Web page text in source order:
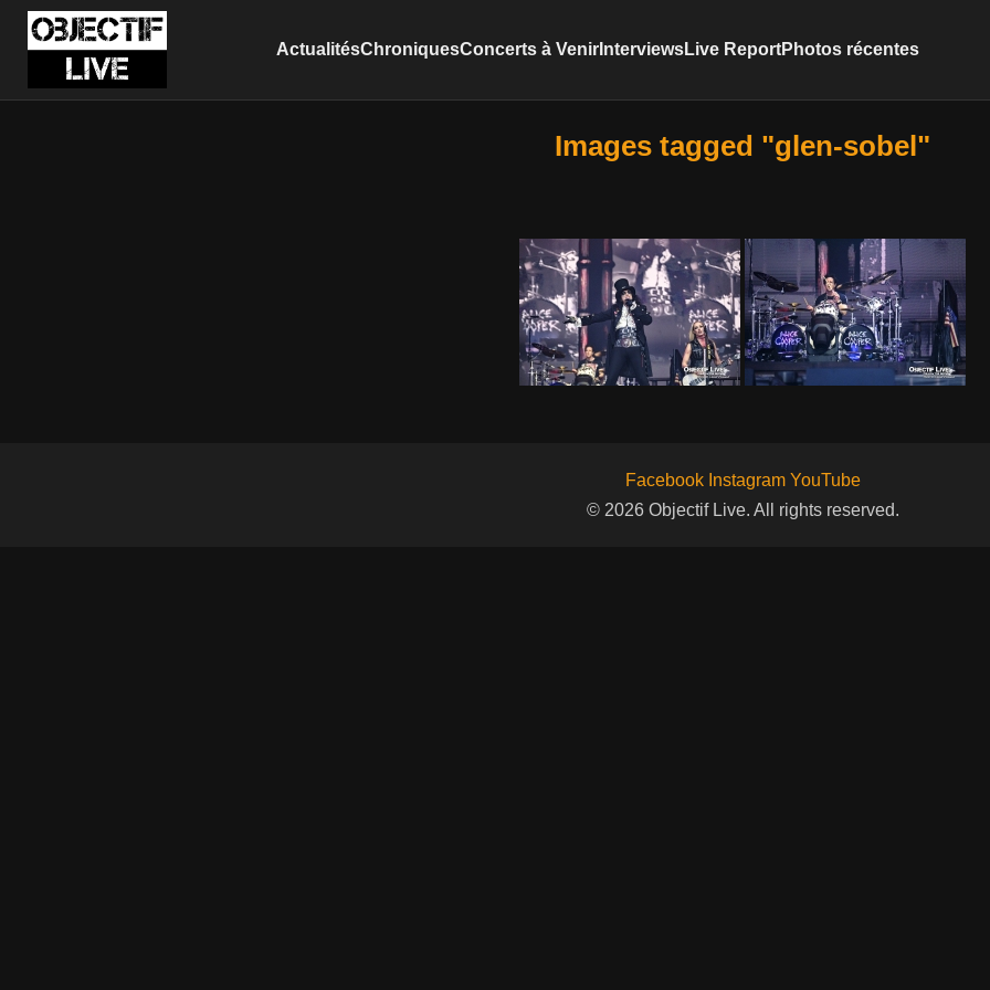
ActualitésChroniquesConcerts à VenirInterviewsLive ReportPhotos récentes
Images tagged "glen-sobel"
Facebook Instagram YouTube
© 2026 Objectif Live. All rights reserved.